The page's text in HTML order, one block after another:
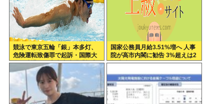
競泳で東京五輪「銀」本多灯、
危険運転致傷罪で起訴・国際大
会を辞退…日本水泳連盟「報告
が遅れお詫び」
国家公務員月給3.51%増へ 人事
院が高市内閣に勧告 3%超えは2
年連続